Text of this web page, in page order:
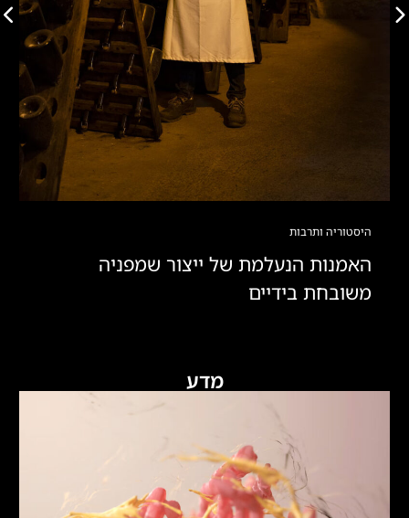
היסטוריה ותרבות
האמנות הנעלמת של ייצור שמפניה
משובחת בידיים
מדע